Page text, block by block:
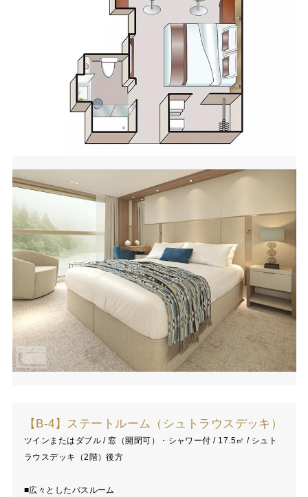
【B-4】ステートルーム（シュトラウスデッキ）
ツインまたはダブル / 窓（開閉可）・シャワー付 / 17.5㎡ / シュト
ラウスデッキ（2階）後方
■広々としたバスルーム